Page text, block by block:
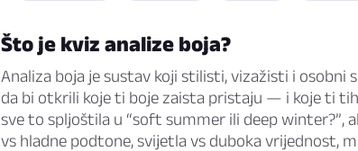
Što je kviz analize boja?
Analiza boja je sustav koji stilisti, vizažisti i osobni
da bi otkrili koje ti boje zaista pristaju — i koje ti
sve to spljoštila u “soft summer ili deep winter?”,
vs hladne podtone, svijetla vs duboka vrijednost,